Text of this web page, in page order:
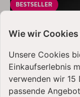
BESTSELLER
Wie wir
Unsere Cookies
Einkaufserlebnis
verwenden wir 15
passende